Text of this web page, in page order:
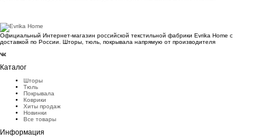
Официальный Интернет-магазин российской текстильной фабрики Evrika Home c
доставкой по России. Шторы, тюль, покрывала напрямую от производителя
Каталог
Шторы
Тюль
Покрывала
Коврики
Хиты продаж
Новинки
Все товары
Информация